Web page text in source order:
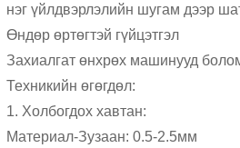
нэг үйлдвэрлэлийн шугам дээр
Өндөр өртөгтэй гүйцэтгэл
Захиалгат өнхрөх машинууд
Техникийн өгөгдөл:
1. Холбогдох хавтан:
Материал-Зузаан: 0.5-2.5мм